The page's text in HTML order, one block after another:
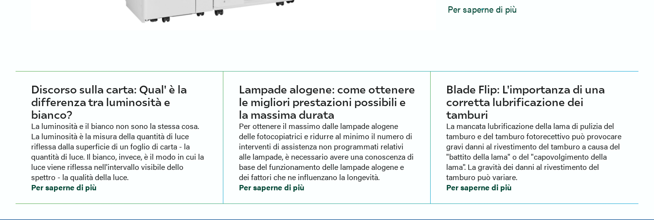
Per saperne di più
Discorso sulla carta: Qual' è la
differenza tra luminosità e
bianco?
La luminosità e il bianco non sono la stessa cosa.
La luminosità è la misura della quantità di luce
riflessa dalla superficie di un foglio di carta - la
quantità di luce. Il bianco, invece, è il modo in cui la
luce viene riflessa nell'intervallo visibile dello
spettro - la qualità della luce.
Per saperne di più
Lampade alogene: come ottenere
le migliori prestazioni possibili e
la massima durata
Per ottenere il massimo dalle lampade alogene
delle fotocopiatrici e ridurre al minimo il numero di
interventi di assistenza non programmati relativi
alle lampade, è necessario avere una conoscenza di
base del funzionamento delle lampade alogene e
dei fattori che ne influenzano la longevità.
Per saperne di più
Blade Flip: L'importanza di una
corretta lubrificazione dei
tamburi
La mancata lubrificazione della lama di pulizia del
tamburo e del tamburo fotorecettivo può provocare
gravi danni al rivestimento del tamburo a causa del
"battito della lama" o del "capovolgimento della
lama". La gravità dei danni al rivestimento del
tamburo può variare.
Per saperne di più